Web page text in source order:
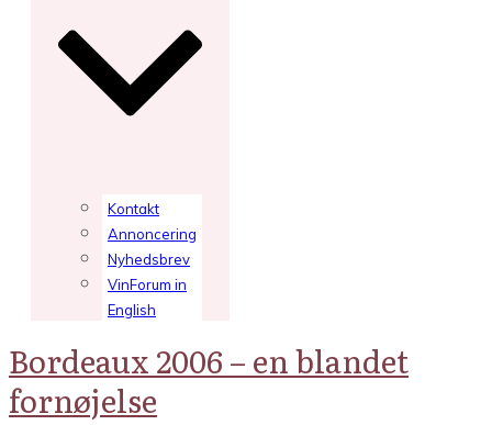
Kontakt
Annoncering
Nyhedsbrev
VinForum in
English
Bordeaux 2006 – en blandet
fornøjelse